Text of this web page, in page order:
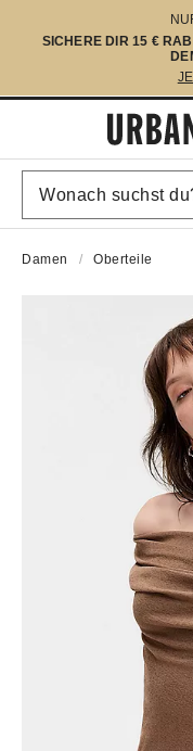
SICHERE DIR 15 €
Damen Oberteile